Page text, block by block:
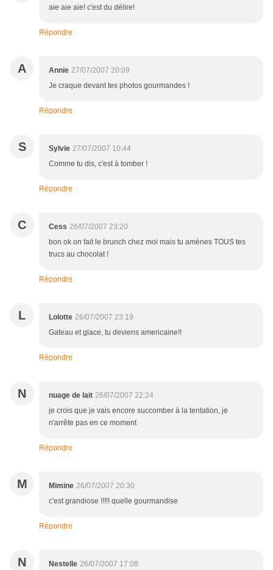
aie aie aie! c'est du délire!
Répondre
A Annie 27/07/2007 20:09
Je craque devant tes photos gourmandes !
Répondre
S Sylvie 27/07/2007 10:44
Comme tu dis, c'est à tomber !
Répondre
C Cess 26/07/2007 23:20
bon ok on fait le brunch chez moi mais tu amènes TOUS tes
trucs au chocolat !
Répondre
L Lolotte 26/07/2007 23:19
Gateau et glace, tu deviens americaine!!
Répondre
N nuage de lait 26/07/2007 22:24
je crois que je vais encore succomber à la tentation, je
n'arrête pas en ce moment
Répondre
M Mimine 26/07/2007 20:30
c'est grandiose !!!!! quelle gourmandise
Répondre
N Nestelle 26/07/2007 17:08